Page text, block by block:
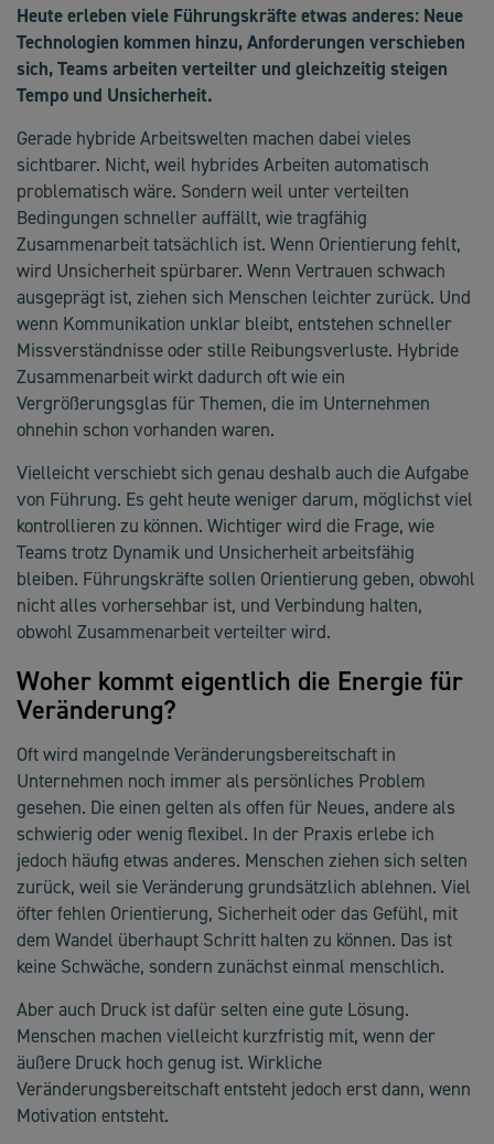
Heute erleben viele Führungskräfte etwas anderes: Neue
Technologien kommen hinzu, Anforderungen verschieben
sich, Teams arbeiten verteilter und gleichzeitig steigen
Tempo und Unsicherheit.
Gerade hybride Arbeitswelten machen dabei vieles
sichtbarer. Nicht, weil hybrides Arbeiten automatisch
problematisch wäre. Sondern weil unter verteilten
Bedingungen schneller auffällt, wie tragfähig
Zusammenarbeit tatsächlich ist. Wenn Orientierung fehlt,
wird Unsicherheit spürbarer. Wenn Vertrauen schwach
ausgeprägt ist, ziehen sich Menschen leichter zurück. Und
wenn Kommunikation unklar bleibt, entstehen schneller
Missverständnisse oder stille Reibungsverluste. Hybride
Zusammenarbeit wirkt dadurch oft wie ein
Vergrößerungsglas für Themen, die im Unternehmen
ohnehin schon vorhanden waren.
Vielleicht verschiebt sich genau deshalb auch die Aufgabe
von Führung. Es geht heute weniger darum, möglichst viel
kontrollieren zu können. Wichtiger wird die Frage, wie
Teams trotz Dynamik und Unsicherheit arbeitsfähig
bleiben. Führungskräfte sollen Orientierung geben, obwohl
nicht alles vorhersehbar ist, und Verbindung halten,
obwohl Zusammenarbeit verteilter wird.
Woher kommt eigentlich die Energie für
Veränderung?
Oft wird mangelnde Veränderungsbereitschaft in
Unternehmen noch immer als persönliches Problem
gesehen. Die einen gelten als offen für Neues, andere als
schwierig oder wenig flexibel. In der Praxis erlebe ich
jedoch häufig etwas anderes. Menschen ziehen sich selten
zurück, weil sie Veränderung grundsätzlich ablehnen. Viel
öfter fehlen Orientierung, Sicherheit oder das Gefühl, mit
dem Wandel überhaupt Schritt halten zu können. Das ist
keine Schwäche, sondern zunächst einmal menschlich.
Aber auch Druck ist dafür selten eine gute Lösung.
Menschen machen vielleicht kurzfristig mit, wenn der
äußere Druck hoch genug ist. Wirkliche
Veränderungsbereitschaft entsteht jedoch erst dann, wenn
Motivation entsteht.